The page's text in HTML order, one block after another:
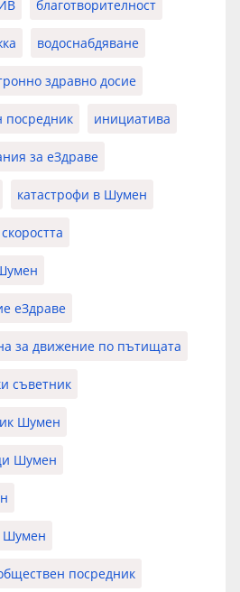
благотворителност
водоснабдяване
здравно досие
посредник инициатива
за еЗдраве
катастрофи в Шумен
еЗдраве
за движение по пътищата
съветник
Шумен
Шумен
Шумен
посредник